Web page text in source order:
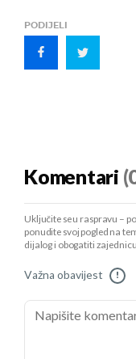
PODIJELI
Komentari
Uključite se u raspravu –
ponudite svoj pogled na
dijalog i obogatiti
Važna obavijest !